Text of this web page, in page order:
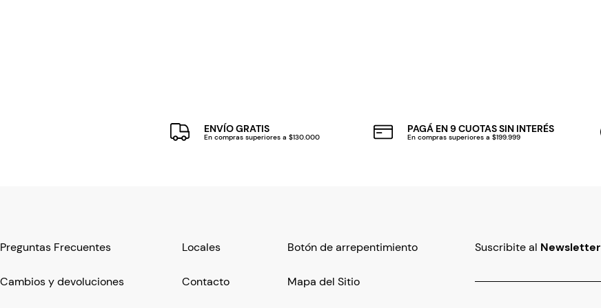
ENVÍO GRATIS
En compras superiores a $130.000
PAGÁ EN 9 CUOTAS SIN INTERÉS
En compras superiores a $199.999
Preguntas Frecuentes
Cambios y devoluciones
Locales
Contacto
Botón de arrepentimiento
Mapa del Sitio
Suscribite al Newsletter